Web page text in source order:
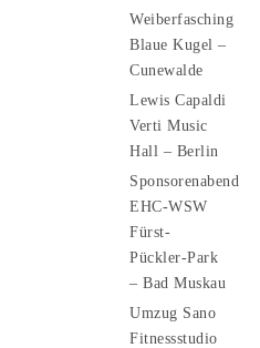
Weiberfasching
Blaue Kugel –
Cunewalde
Lewis Capaldi
Verti Music
Hall – Berlin
Sponsorenabend
EHC-WSW
Fürst-
Pückler-Park
– Bad Muskau
Umzug Sano
Fitnessstudio